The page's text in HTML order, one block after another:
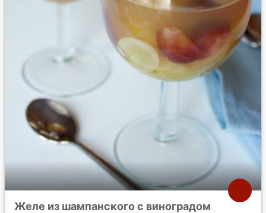
Желе из шампанского с виноградом